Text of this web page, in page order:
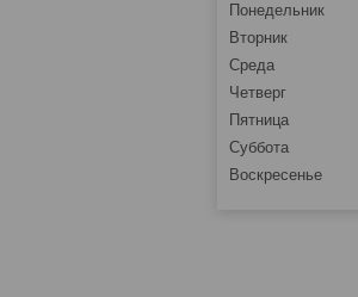
Понедельник
Вторник
Среда
Четверг
Пятница
Суббота
Воскресенье